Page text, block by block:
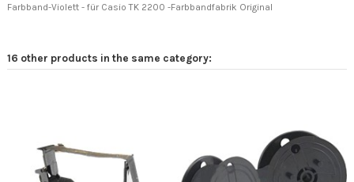
Farbband-Violett - für Casio TK 2200 -Farbbandfabrik Original
16 other products in the same category: